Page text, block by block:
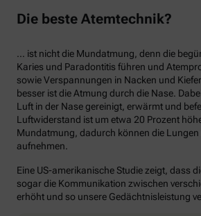
Die beste Atemtechnik?
… ist nicht die Mundatmung, denn die
Karies und Paradontitis führen und
sowie Verspannungen in Nacken und
besser ist die Atmung durch die Nase.
Luft in der Nase gereinigt, erwärmt und
Luftwiderstand ist um etwa 20 Prozent
Mundatmung, dadurch können die
aufnehmen.
Eine US-amerikanische Studie zeigt, dass
sogar die Kommunikation zwischen
erhöht und so unsere Gedächtnisleistung